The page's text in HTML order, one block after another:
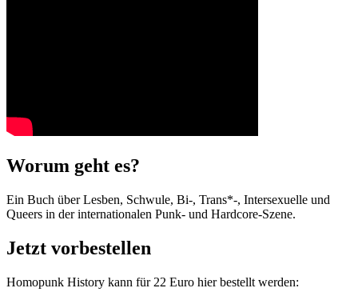
Worum geht es?
Ein Buch über Lesben, Schwule, Bi-, Trans*-, Intersexuelle und
Queers in der internationalen Punk- und Hardcore-Szene.
Jetzt vorbestellen
Homopunk History kann für 22 Euro hier bestellt werden: